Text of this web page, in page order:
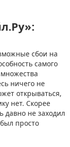
сбои на
самого
ничего не
открываться,
нет. Скорее
давно не заходил
просто